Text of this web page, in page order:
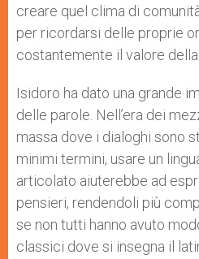
creare quel clima di
per ricordarsi delle proprie
costantemente il valore
Isidoro ha dato una grande
delle parole. Nell’era dei
massa dove i dialoghi sono
minimi termini, usare un
articolato aiuterebbe ad
pensieri, rendendoli più
se non tutti hanno avuto
classici dove si insegna il